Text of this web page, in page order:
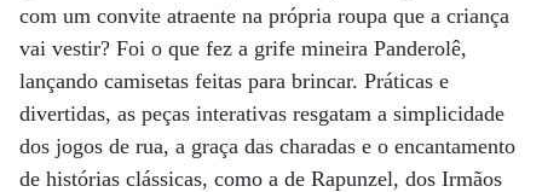
com um convite atraente na própria roupa que a criança
vai vestir? Foi o que fez a grife mineira Panderolê,
lançando camisetas feitas para brincar. Práticas e
divertidas, as peças interativas resgatam a simplicidade
dos jogos de rua, a graça das charadas e o encantamento
de histórias clássicas, como a de Rapunzel, dos Irmãos